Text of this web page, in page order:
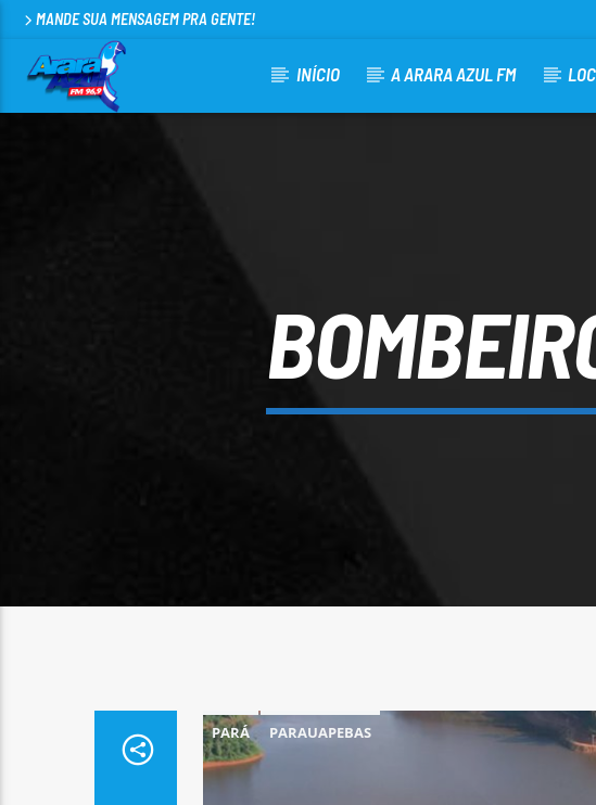
MANDE SUA MENSAGEM PRA GENTE!
INÍCIO A ARARA AZUL FM
ARARA AZUL FM 96,9
PARÁ PARAUAPEBAS